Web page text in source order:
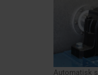
Automatisk